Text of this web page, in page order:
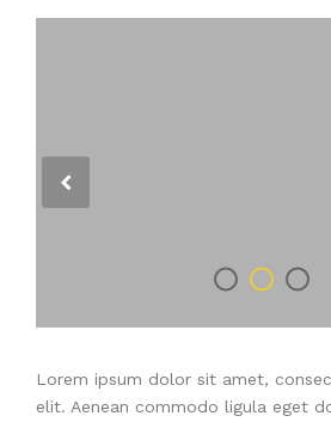
Lorem ipsum dolor sit amet,
elit. Aenean commodo ligula eget